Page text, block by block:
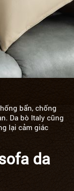
bẩn, chống
Da bò Italy cũng
lại cảm giác
da